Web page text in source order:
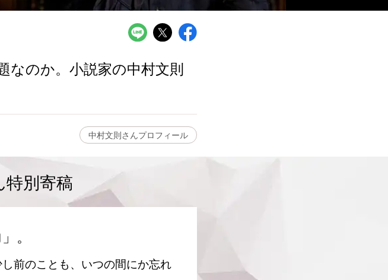
なのか。小説家の中村文則
中村文則さんプロフィール
特別寄稿
。
前のことも、いつの間にか忘れ